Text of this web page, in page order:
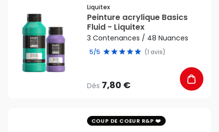
Liquitex
Peinture acrylique Basics
Fluid - Liquitex
3 Contenances / 48 Nuances
5/5 (1 avis)
Dès 7,80 €
COUP DE COEUR R&P